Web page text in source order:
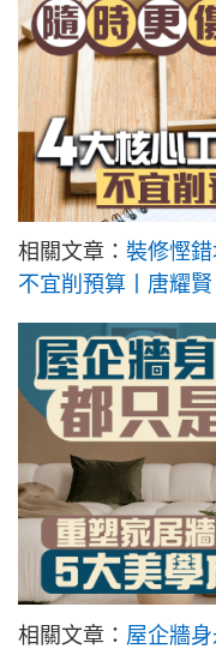
相關文章： 裝修慳
不宜削預算丨唐耀賢
相關文章： 屋企牆